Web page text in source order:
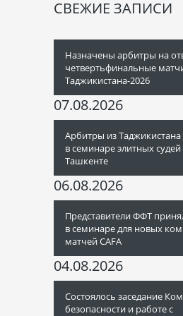
СВЕЖИЕ ЗАПИСИ
Назначены арбитры на
четвертьфинальные
Таджикистана-2026
07.08.2026
Арбитры из Таджикистана
в семинаре элитных
Ташкенте
06.08.2026
Представители ФФТ
в семинаре для новых
матчей CAFA
04.08.2026
Состоялось заседание
безопасности и работе с